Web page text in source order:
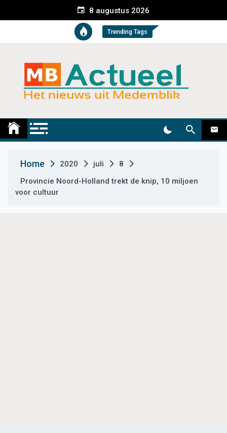
e
t
8 augustus 2026
Trending Tags
Medemblik Actueel
Home 2020 juli
8
Provincie Noord-Holland trekt de knip, 10 miljoen
voor cultuur